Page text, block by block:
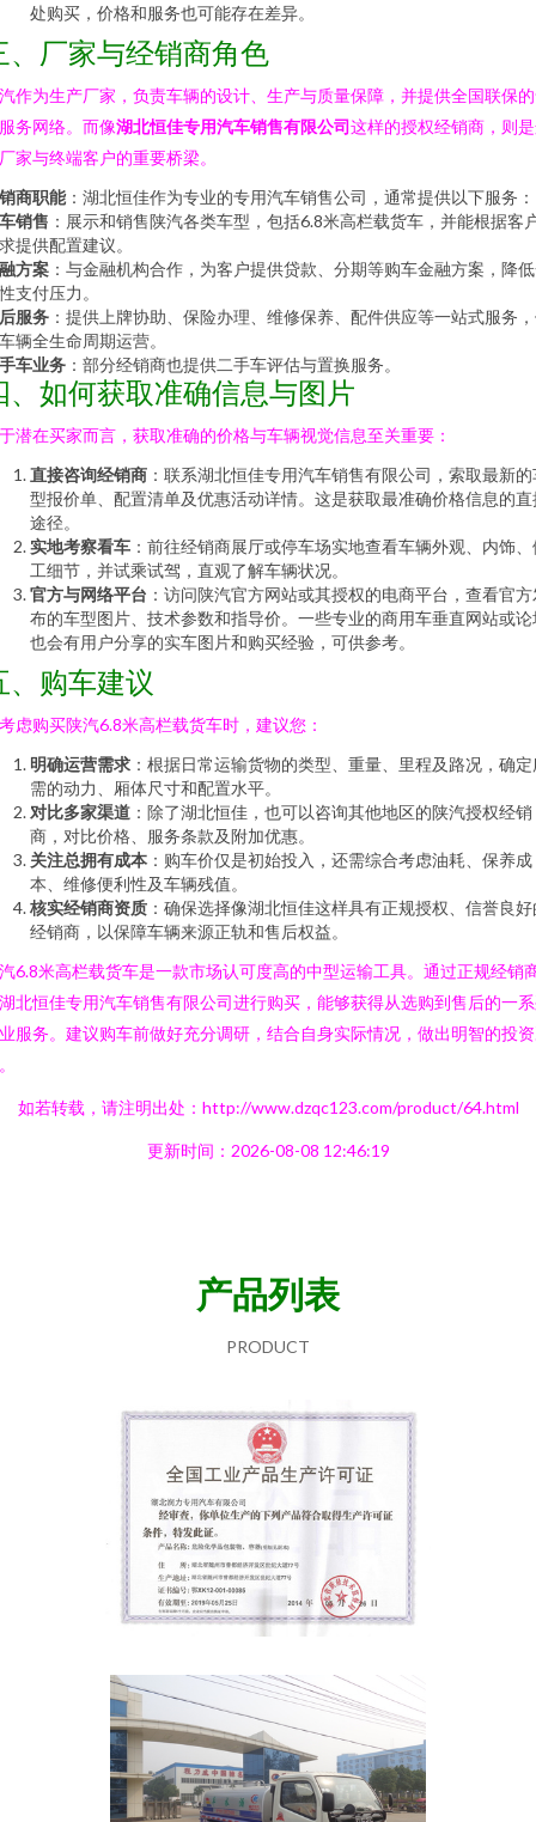
处购买，价格和服务也可能存在差异。
、厂家与经销商角色
作为生产厂家，负责车辆的设计、生产与质量保障，并提供全国联保
务网络。而像湖北恒佳专用汽车销售有限公司这样的授权经销商，则
家与终端客户的重要桥梁。
商职能：湖北恒佳作为专业的专用汽车销售公司，通常提供以下服务：
销售 ：展示和销售陕汽各类车型，包括6.8米高栏载货车，并能根据客
提供配置建议。
方案 ：与金融机构合作，为客户提供贷款、分期等购车金融方案，降
支付压力。
服务 ：提供上牌协助、保险办理、维修保养、配件供应等一站式服务
辆全生命周期运营。
车业务 ：部分经销商也提供二手车评估与置换服务。
、如何获取准确信息与图片
潜在买家而言，获取准确的价格与车辆视觉信息至关重要：
直接咨询经销商 ：联系湖北恒佳专用汽车销售有限公司，索取最新的
型报价单、配置清单及优惠活动详情。这是获取最准确价格信息的直
途径。
实地考察看车 ：前往经销商展厅或停车场实地查看车辆外观、内饰、
工细节，并试乘试驾，直观了解车辆状况。
官方与网络平台 ：访问陕汽官方网站或其授权的电商平台，查看官方
布的车型图片、技术参数和指导价。一些专业的商用车垂直网站或论
也会有用户分享的实车图片和购买经验，可供参考。
、购车建议
虑购买陕汽6.8米高栏载货车时，建议您：
明确运营需求 ：根据日常运输货物的类型、重量、里程及路况，确定
需的动力、厢体尺寸和配置水平。
对比多家渠道 ：除了湖北恒佳，也可以咨询其他地区的陕汽授权经销
商，对比价格、服务条款及附加优惠。
关注总拥有成本 ：购车价仅是初始投入，还需综合考虑油耗、保养成
本、维修便利性及车辆残值。
核实经销商资质 ：确保选择像湖北恒佳这样具有正规授权、信誉良好
经销商，以保障车辆来源正轨和售后权益。
6.8米高栏载货车是一款市场认可度高的中型运输工具。通过正规经销
北恒佳专用汽车销售有限公司进行购买，能够获得从选购到售后的一
服务。建议购车前做好充分调研，结合自身实际情况，做出明智的投
如若转载，请注明出处：http://www.dzqc123.com/product/64.html
更新时间：2026-08-08 12:46:19
产品列表
PRODUCT